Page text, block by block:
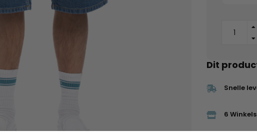
Dit
Snelle
6